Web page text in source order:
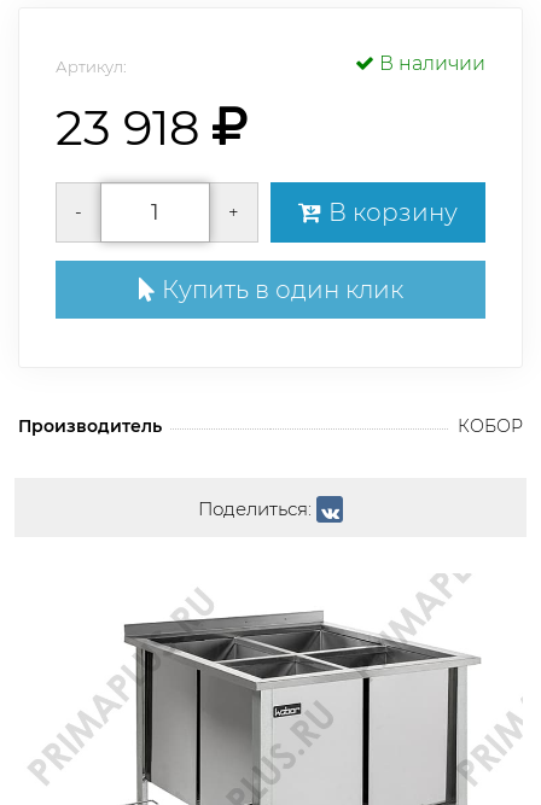
Артикул: В наличии
23 918
- + В корзину
Купить в один клик
Производитель КОБОР
Поделиться: